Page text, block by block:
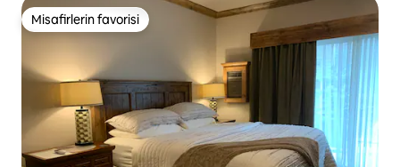
Misafirlerin favorisi
Misafirlerin favorisi